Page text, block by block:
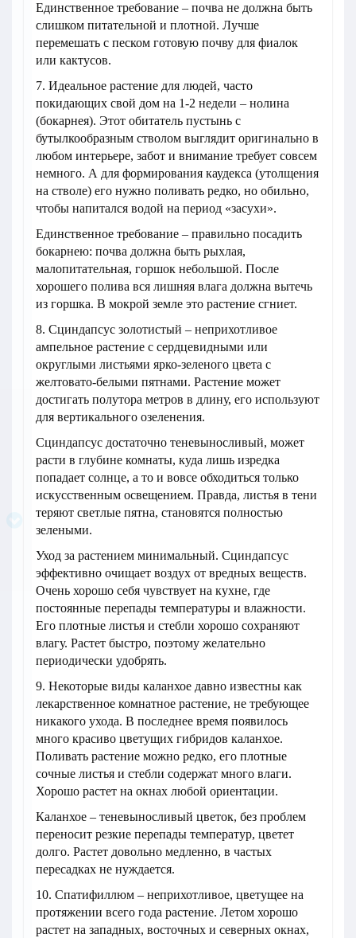
Единственное требование – почва не должна быть
слишком питательной и плотной. Лучше
перемешать с песком готовую почву для фиалок
или кактусов.
7. Идеальное растение для людей, часто
покидающих свой дом на 1-2 недели – нолина
(бокарнея). Этот обитатель пустынь с
бутылкообразным стволом выглядит оригинально в
любом интерьере, забот и внимание требует совсем
немного. А для формирования каудекса (утолщения
на стволе) его нужно поливать редко, но обильно,
чтобы напитался водой на период «засухи».
Единственное требование – правильно посадить
бокарнею: почва должна быть рыхлая,
малопитательная, горшок небольшой. После
хорошего полива вся лишняя влага должна вытечь
из горшка. В мокрой земле это растение сгниет.
8. Сциндапсус золотистый – неприхотливое
ампельное растение с сердцевидными или
округлыми листьями ярко-зеленого цвета с
желтовато-белыми пятнами. Растение может
достигать полутора метров в длину, его используют
для вертикального озеленения.
Сциндапсус достаточно теневыносливый, может
расти в глубине комнаты, куда лишь изредка
попадает солнце, а то и вовсе обходиться только
искусственным освещением. Правда, листья в тени
теряют светлые пятна, становятся полностью
зелеными.
Уход за растением минимальный. Сциндапсус
эффективно очищает воздух от вредных веществ.
Очень хорошо себя чувствует на кухне, где
постоянные перепады температуры и влажности.
Его плотные листья и стебли хорошо сохраняют
влагу. Растет быстро, поэтому желательно
периодически удобрять.
9. Некоторые виды каланхое давно известны как
лекарственное комнатное растение, не требующее
никакого ухода. В последнее время появилось
много красиво цветущих гибридов каланхое.
Поливать растение можно редко, его плотные
сочные листья и стебли содержат много влаги.
Хорошо растет на окнах любой ориентации.
Каланхое – теневыносливый цветок, без проблем
переносит резкие перепады температур, цветет
долго. Растет довольно медленно, в частых
пересадках не нуждается.
10. Спатифиллюм – неприхотливое, цветущее на
протяжении всего года растение. Летом хорошо
растет на западных, восточных и северных окнах,